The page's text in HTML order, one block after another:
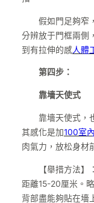
假如門足夠窄
分辨放于門框兩側
到有拉伸的感人體
第四步：
靠墻天使式
靠墻天使式，
其感化是加100室
肉氣力，放松身材
【舉措方法
距離15-20厘米。
背部盡能夠貼在墻